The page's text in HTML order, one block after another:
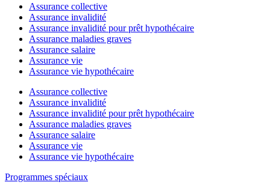
Assurance collective
Assurance invalidité
Assurance invalidité pour prêt hypothécaire
Assurance maladies graves
Assurance salaire
Assurance vie
Assurance vie hypothécaire
Assurance collective
Assurance invalidité
Assurance invalidité pour prêt hypothécaire
Assurance maladies graves
Assurance salaire
Assurance vie
Assurance vie hypothécaire
Programmes spéciaux